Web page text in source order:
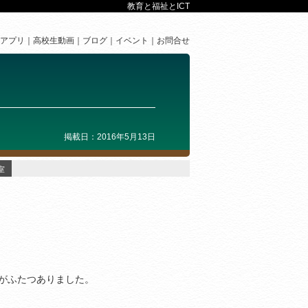
教育と福祉とICT
プリ 高校生動画 ブログ イベント お問合せ
掲載日：2016年5月13日
たつありました。